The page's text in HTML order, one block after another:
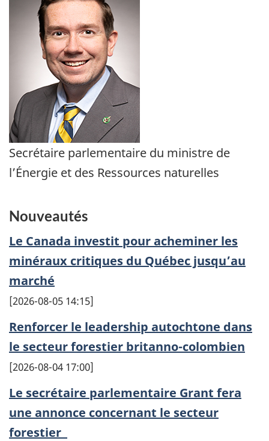
Secrétaire parlementaire du ministre de
l’Énergie et des Ressources naturelles
Nouveautés
Le Canada investit pour acheminer les
minéraux critiques du Québec jusqu’au
marché
2026-08-05 14:15
Renforcer le leadership autochtone dans
le secteur forestier britanno-colombien
2026-08-04 17:00
Le secrétaire parlementaire Grant fera
une annonce concernant le secteur
forestier